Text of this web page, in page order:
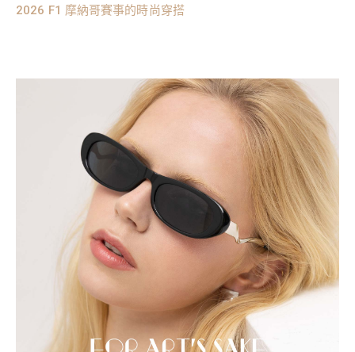
2026 F1 摩納哥賽事的時尚穿搭